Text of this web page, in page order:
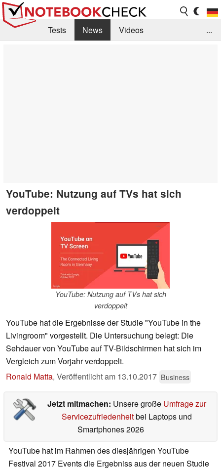
Tests News
Videos
...
YouTube: Nutzung auf TVs hat sich
verdoppelt
YouTube: Nutzung auf TVs hat sich
verdoppelt
YouTube hat die Ergebnisse der Studie "YouTube in the
Livingroom" vorgestellt. Die Untersuchung belegt: Die
Sehdauer von YouTube auf TV-Bildschirmen hat sich im
Vergleich zum Vorjahr verdoppelt.
Ronald Matta, Veröffentlicht am 13.10.2017 Business
Jetzt mitmachen: Unsere große Umfrage zur
Servicezufriedenheitbei Laptops und
Smartphones 2026
YouTube hat im Rahmen des diesjährigen YouTube
Festival 2017 Events die Ergebniss aus der neuen Studie